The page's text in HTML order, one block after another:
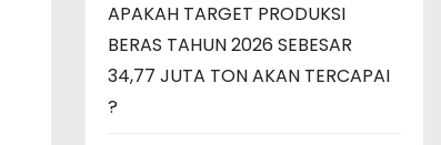
APAKAH TARGET PRODUKSI
BERAS TAHUN 2026 SEBESAR
34,77 JUTA TON AKAN TERCAPAI
?